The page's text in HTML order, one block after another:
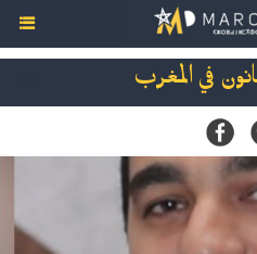
في المغرب